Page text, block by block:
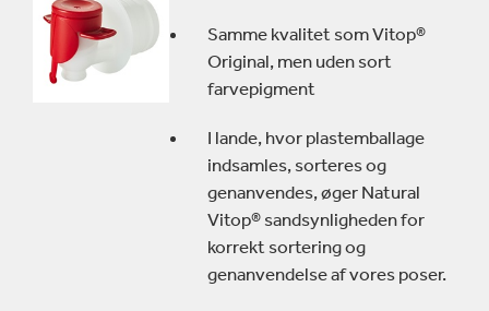
Samme kvalitet som Vitop®
Original, men uden sort
farvepigment
I lande, hvor plastemballage
indsamles, sorteres og
genanvendes, øger Natural
Vitop® sandsynligheden for
korrekt sortering og
genanvendelse af vores poser.